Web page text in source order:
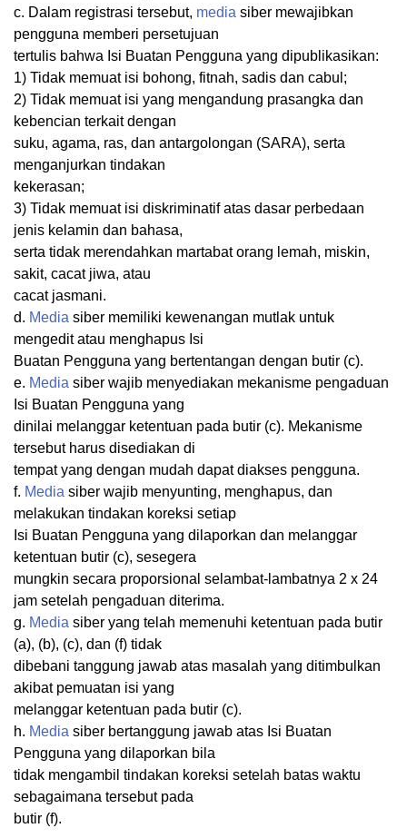
c. Dalam registrasi tersebut, media siber mewajibkan
pengguna memberi persetujuan
tertulis bahwa Isi Buatan Pengguna yang dipublikasikan:
1) Tidak memuat isi bohong, fitnah, sadis dan cabul;
2) Tidak memuat isi yang mengandung prasangka dan
kebencian terkait dengan
suku, agama, ras, dan antargolongan (SARA), serta
menganjurkan tindakan
kekerasan;
3) Tidak memuat isi diskriminatif atas dasar perbedaan
jenis kelamin dan bahasa,
serta tidak merendahkan martabat orang lemah, miskin,
sakit, cacat jiwa, atau
cacat jasmani.
d. Media siber memiliki kewenangan mutlak untuk
mengedit atau menghapus Isi
Buatan Pengguna yang bertentangan dengan butir (c).
e. Media siber wajib menyediakan mekanisme pengaduan
Isi Buatan Pengguna yang
dinilai melanggar ketentuan pada butir (c). Mekanisme
tersebut harus disediakan di
tempat yang dengan mudah dapat diakses pengguna.
f. Media siber wajib menyunting, menghapus, dan
melakukan tindakan koreksi setiap
Isi Buatan Pengguna yang dilaporkan dan melanggar
ketentuan butir (c), sesegera
mungkin secara proporsional selambat-lambatnya 2 x 24
jam setelah pengaduan diterima.
g. Media siber yang telah memenuhi ketentuan pada butir
(a), (b), (c), dan (f) tidak
dibebani tanggung jawab atas masalah yang ditimbulkan
akibat pemuatan isi yang
melanggar ketentuan pada butir (c).
h. Media siber bertanggung jawab atas Isi Buatan
Pengguna yang dilaporkan bila
tidak mengambil tindakan koreksi setelah batas waktu
sebagaimana tersebut pada
butir (f).